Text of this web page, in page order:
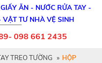
ĂN - NƯỚC RỬA TAY -
TƯ NHÀ VỆ SINH
098 661 2435
TREO TƯỜNG » HỘP